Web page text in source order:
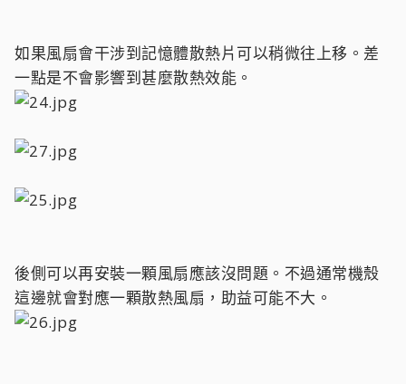
如果風扇會干涉到記憶體散熱片可以稍微往上移。差
一點是不會影響到甚麼散熱效能。
後側可以再安裝一顆風扇應該沒問題。不過通常機殼
這邊就會對應一顆散熱風扇，助益可能不大。